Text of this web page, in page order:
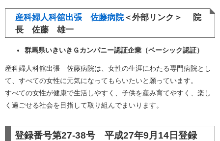
産科婦人科舘出張 佐藤病院＜外部リンク＞
院
長 佐藤 雄一
群馬県いきいきＧカンパニー認証企業（ベーシック認証）
産科婦人科舘出張 佐藤病院は、女性の生涯にわたる専門病院とし
て、すべての女性に元気になってもらいたいと願っています。
すべての女性が健康で生活しやすく、子供を産み育てやすく、楽し
く過ごせる社会を目指して取り組んでまいります。
登録番号第27-38号 平成27年9月14日登録